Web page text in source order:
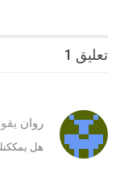
تعليق 1
روان
هل